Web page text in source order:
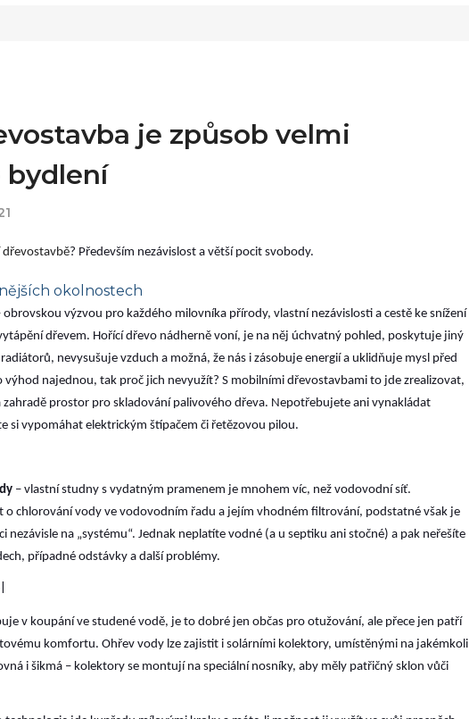
je způsob velmi
bydlení
dřevostavbě? Především nezávislost a větší pocit svobody.
okolnostech
obrovskou výzvou pro každého milovníka přírody, vlastní nezávislosti a cestě ke snížení
dřevem. Hořící dřevo nádherně voní, je na něj úchvatný pohled, poskytuje jiný
nevysušuje vzduch a možná, že nás i zásobuje energií a uklidňuje mysl před
výhod najednou, tak proč jich nevyužít? S mobilními dřevostavbami to jde zrealizovat,
prostor pro skladování palivového dřeva. Nepotřebujete ani vynakládat
si vypomáhat elektrickým štípačem či řetězovou pilou.
– vlastní studny s vydatným pramenem je mnohem víc, než vodovodní síť.
o chlorování vody ve vodovodním řadu a jejím vhodném filtrování, podstatné však je
nezávisle na „systému“. Jednak neplatíte vodné (a u septiku ani stočné) a pak neřešíte
případné odstávky a další problémy.
v koupání ve studené vodě, je to dobré jen občas pro otužování, ale přece jen patří
komfortu. Ohřev vody lze zajistit i solárními kolektory, umístěnými na jakémkoli
i šikmá – kolektory se montují na speciální nosníky, aby měly patřičný sklon vůči